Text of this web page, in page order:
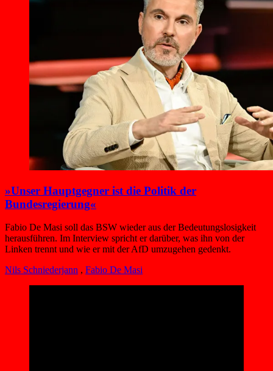
»Unser Hauptgegner ist die Politik der
Bundesregierung«
Fabio De Masi soll das BSW wieder aus der Bedeutungslosigkeit
herausführen. Im Interview spricht er darüber, was ihn von der
Linken trennt und wie er mit der AfD umzugehen gedenkt.
Nils Schniederjann , Fabio De Masi